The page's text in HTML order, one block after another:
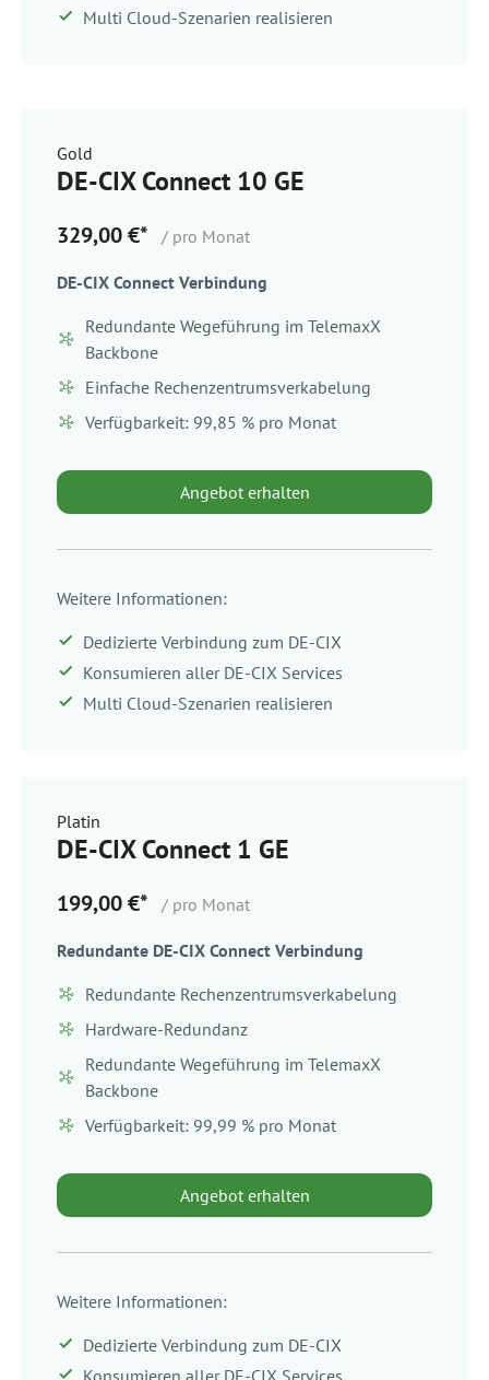
Multi Cloud-Szenarien realisieren
Gold
DE-CIX Connect 10 GE
329,00 €* / pro Monat
DE-CIX Connect Verbindung
Redundante Wegeführung im TelemaxX
Backbone
Einfache Rechenzentrumsverkabelung
Verfügbarkeit: 99,85 % pro Monat
Angebot erhalten
Weitere Informationen:
Dedizierte Verbindung zum DE-CIX
Konsumieren aller DE-CIX Services
Multi Cloud-Szenarien realisieren
Platin
DE-CIX Connect 1 GE
199,00 €* / pro Monat
Redundante DE-CIX Connect Verbindung
Redundante Rechenzentrumsverkabelung
Hardware-Redundanz
Redundante Wegeführung im TelemaxX
Backbone
Verfügbarkeit: 99,99 % pro Monat
Angebot erhalten
Weitere Informationen:
Dedizierte Verbindung zum DE-CIX
Konsumieren aller DE-CIX Services